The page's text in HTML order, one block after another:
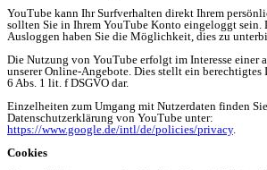
YouTube kann Ihr Surfverhalten direkt Ihrem
sollten Sie in Ihrem YouTube Konto eingeloggt sein.
Ausloggen haben Sie die Möglichkeit, dies zu
Die Nutzung von YouTube erfolgt im Interesse einer
unserer Online-Angebote. Dies stellt ein berechtigtes
6 Abs. 1 lit. f DSGVO dar.
Einzelheiten zum Umgang mit Nutzerdaten finden
Datenschutzerklärung von YouTube unter:
https://www.google.de/intl/de/policies/privacy.
Cookies